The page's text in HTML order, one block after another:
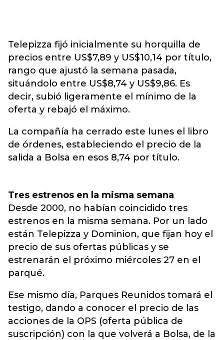
Telepizza fijó inicialmente su horquilla de
precios entre US$7,89 y US$10,14 por título,
rango que ajustó la semana pasada,
situándolo entre US$8,74 y US$9,86. Es
decir, subió ligeramente el mínimo de la
oferta y rebajó el máximo.
La compañía ha cerrado este lunes el libro
de órdenes, estableciendo el precio de la
salida a Bolsa en esos 8,74 por título.
Tres estrenos en la misma semana
Desde 2000, no habían coincidido tres
estrenos en la misma semana. Por un lado
están Telepizza y Dominion, que fijan hoy el
precio de sus ofertas públicas y se
estrenarán el próximo miércoles 27 en el
parqué.
Ese mismo día, Parques Reunidos tomará el
testigo, dando a conocer el precio de las
acciones de la OPS (oferta pública de
suscripción) con la que volverá a Bolsa, de la